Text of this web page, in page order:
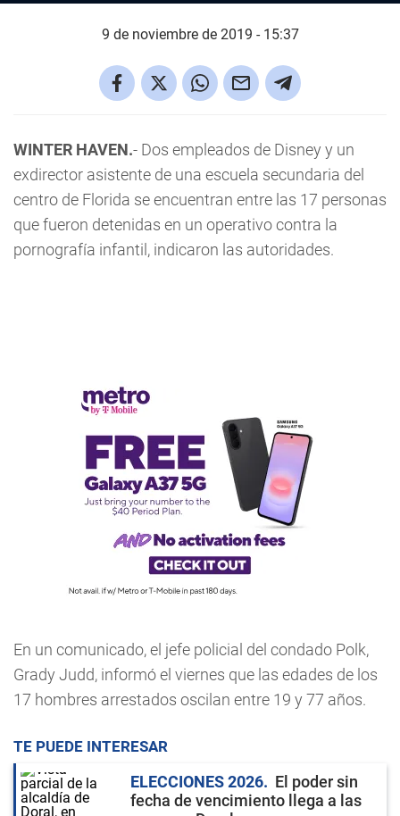
9 de noviembre de 2019 - 15:37
WINTER HAVEN.- Dos empleados de Disney y un
exdirector asistente de una escuela secundaria del
centro de Florida se encuentran entre las 17 personas
que fueron detenidas en un operativo contra la
pornografía infantil, indicaron las autoridades.
En un comunicado, el jefe policial del condado Polk,
Grady Judd, informó el viernes que las edades de los
17 hombres arrestados oscilan entre 19 y 77 años.
TE PUEDE INTERESAR
ELECCIONES 2026
El poder sin
fecha de vencimiento llega a las